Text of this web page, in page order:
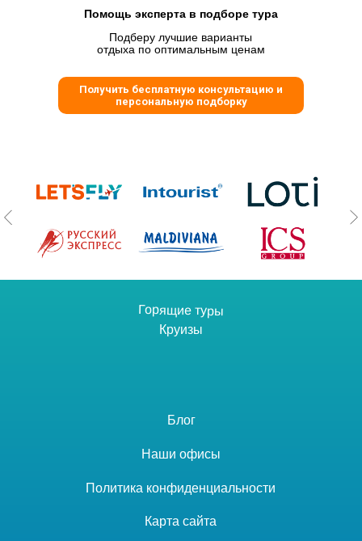
Помощь эксперта в подборе тура
Подберу лучшие варианты
отдыха по оптимальным ценам
Получить бесплатную консультацию и
персональную подборку
Блог
Наши офисы
Политика конфиденциальности
Карта сайта
Горящие туры
Круизы